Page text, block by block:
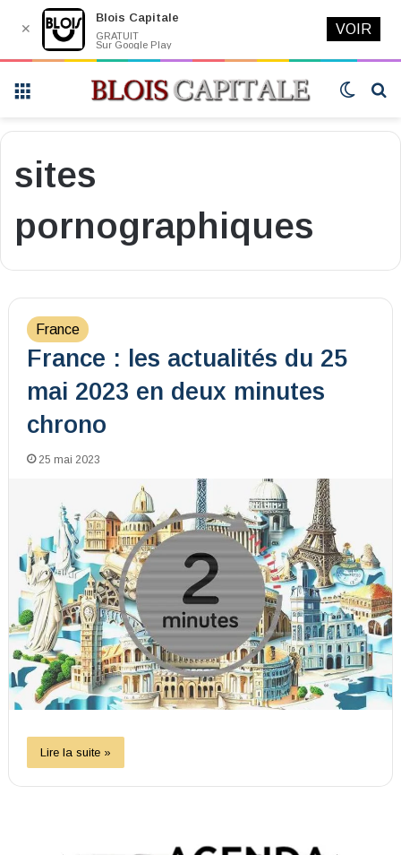
Switch
sites
pornographiques
France
France : les actualités du 25
mai 2023 en deux minutes
chrono
25 mai 2023
Lire la suite »
✕
Blois Capitale
GRATUIT
Sur Google Play
VOIR